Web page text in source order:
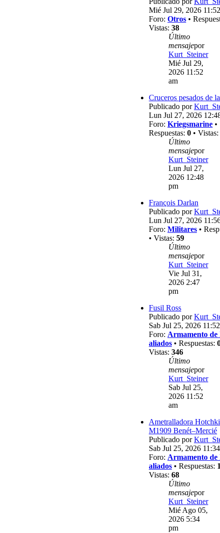
Mié Jul 29, 2026
Foro: Otros •
Vistas: 38
Último
mensajepor
Kurt_Steiner
Mié Jul 29,
2026 11:52
am
Cruceros pesados de
Publicado por
Lun Jul 27, 2026
Foro: Kriegsmarine •
Respuestas: 0 • Vistas:
Último
mensajepor
Kurt_Steiner
Lun Jul 27,
2026 12:48
pm
François Darlan
Publicado por
Lun Jul 27, 2026
Foro: Militares •
• Vistas: 59
Último
mensajepor
Kurt_Steiner
Vie Jul 31,
2026 2:47
pm
Fusil Ross
Publicado por
Sab Jul 25, 2026
Foro: Armamento de
aliados • Respuestas:
Vistas: 346
Último
mensajepor
Kurt_Steiner
Sab Jul 25,
2026 11:52
am
Ametralladora
M1909 Benét–Mercié
Publicado por
Sab Jul 25, 2026
Foro: Armamento de
aliados • Respuestas:
Vistas: 68
Último
mensajepor
Kurt_Steiner
Mié Ago 05,
2026 5:34
pm